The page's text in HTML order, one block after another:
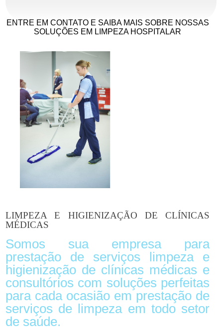
ENTRE EM CONTATO E SAIBA MAIS SOBRE NOSSAS
SOLUÇÕES EM LIMPEZA HOSPITALAR
LIMPEZA E HIGIENIZAÇÃO DE CLÍNICAS
MÉDICAS
Somos sua empresa para
prestação de serviços limpeza e
higienização de clínicas médicas e
consultórios com soluções perfeitas
para cada ocasião em prestação de
serviços de limpeza em todo setor
de saúde.